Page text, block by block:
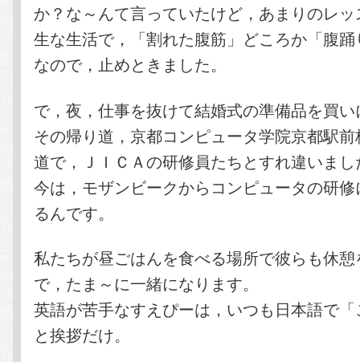
か？な～んて言っていたけど，あまりのレ
生な生活で，「割れた腹筋」どころか「腹
なので，止めときました。
で，夜，仕事を抜けて結婚式の準備品を買
その帰り道，京都コンピュータ学院京都駅
道で，ＪＩＣＡの研修員たちとすれ違いまし
今は，モザンビークからコンピュータの研
るんです。
私たちが昼ごはんを食べる場所で彼らも休
で，たま～に一緒になります。
英語が苦手なすえぴーは，いつも日本語で
と挨拶だけ。